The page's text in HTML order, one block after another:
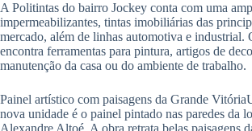
A Politintas do bairro Jockey conta com uma
impermeabilizantes, tintas imobiliárias das
mercado, além de linhas automotiva e industrial.
encontra ferramentas para pintura, artigos de
manutenção da casa ou do ambiente de trabalho.
Painel artístico com paisagens da Grande
nova unidade é o painel pintado nas paredes da